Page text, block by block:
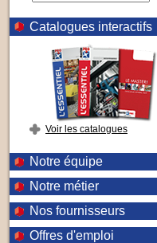
Catalogues interactifs
Voir les catalogues
Notre équipe
Notre métier
Nos fournisseurs
Offres d'emploi